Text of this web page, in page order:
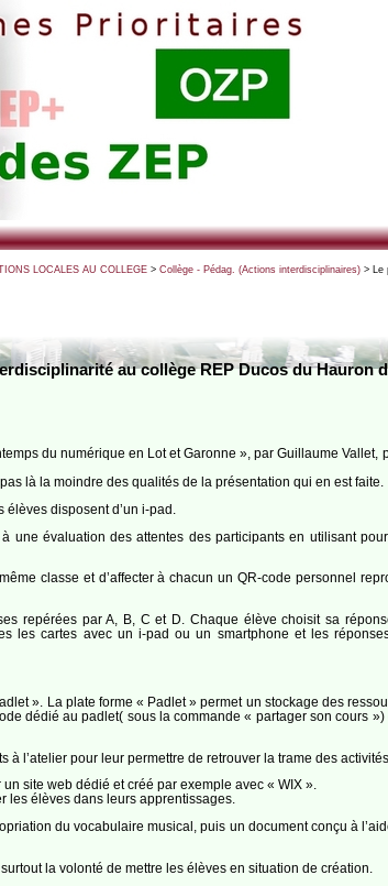
LOCALES AU COLLEGE> Collège - Pédag. (Actions interdisciplinaires)> Le
au collège REP Ducos du Hauron
du numérique en Lot et Garonne », par Guillaume Vallet,
là la moindre des qualités de la présentation qui en est faite.
disposent d’un i-pad.
évaluation des attentes des participants en utilisant
classe et d’affecter à chacun un QR-code personnel
repérées par A, B, C et D. Chaque élève choisit sa
les cartes avec un i-pad ou un smartphone et les
». La plate forme « Padlet » permet un stockage des
dédié au padlet( sous la commande « partager son cours
l’atelier pour leur permettre de retrouver la trame des
site web dédié et créé par exemple avec « WIX ».
les élèves dans leurs apprentissages.
du vocabulaire musical, puis un document conçu à
la volonté de mettre les élèves en situation de création.